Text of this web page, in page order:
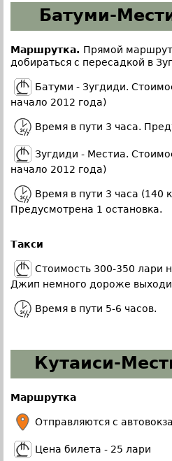
Батуми-
Маршрутка. Прямой
добираться с пересадкой в
Батуми - Зугдиди.
начало 2012 года)
Время в пути 3 часа.
Зугдиди - Местиа.
начало 2012 года)
Время в пути 3 часа (140
Предусмотрена 1 остановка.
Такси
Стоимость 300-350 лари
Джип немного дороже
Время в пути 5-6 часов.
Кутаиси-
Маршрутка
Отправляются с
Цена билета - 25 лари